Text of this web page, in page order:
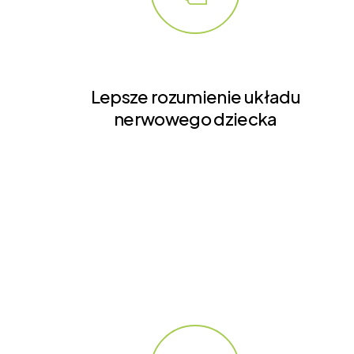
Lepsze rozumienie układu
nerwowego dziecka